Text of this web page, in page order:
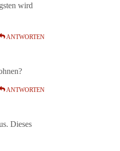
wird
ANTWORTEN
ANTWORTEN
Dieses